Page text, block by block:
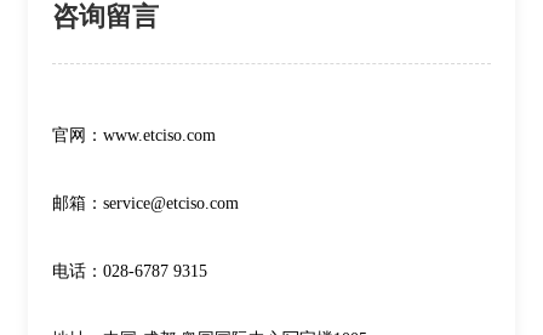
咨询留言
官网：www.etciso.com
邮箱：service@etciso.com
电话：028-6787 9315